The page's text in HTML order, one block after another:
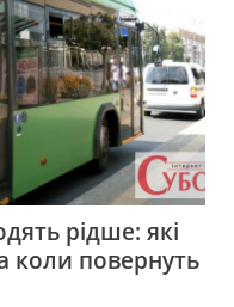
рідше: які
коли повернуть